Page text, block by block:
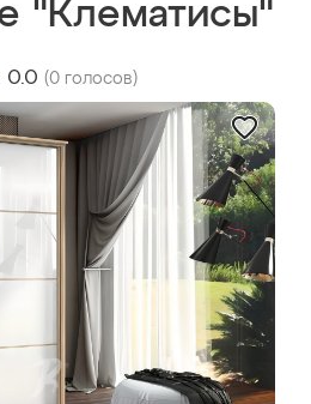
"Клематисы"
0.0 (0 голосов)